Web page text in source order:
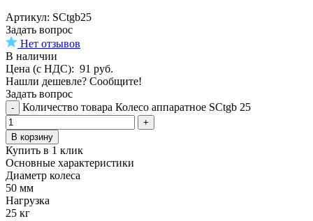
Aртикул: SCtgb25
Задать вопрос
Нет отзывов
В наличии
Цена (с НДС): 91 руб.
Нашли дешевле? Сообщите!
Задать вопрос
- Количество товара Колесо аппаратное SCtgb 25
+
В корзину
Купить в 1 клик
Основные характеристики
Диаметр колеса
50 мм
Нагрузка
25 кг